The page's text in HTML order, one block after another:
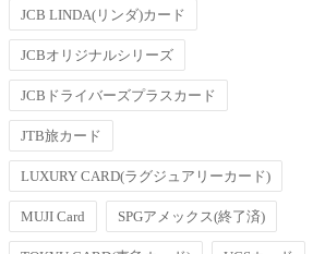
JCB LINDA(リンダ)カード
JCBオリジナルシリーズ
JCBドライバーズプラスカード
JTB旅カード
LUXURY CARD(ラグジュアリーカード)
MUJI Card SPGアメックス(終了済)